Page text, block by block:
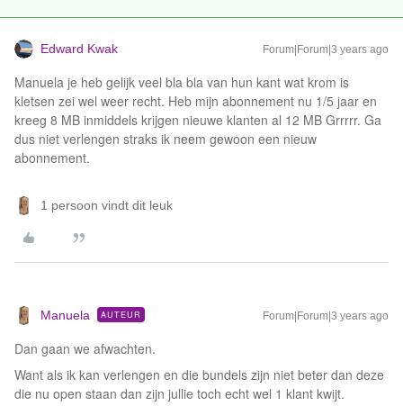
Edward Kwak Forum|Forum|3 years ago
Manuela je heb gelijk veel bla bla van hun kant wat krom is
kletsen zei wel weer recht. Heb mijn abonnement nu 1/5 jaar en
kreeg 8 MB inmiddels krijgen nieuwe klanten al 12 MB Grrrrr. Ga
dus niet verlengen straks ik neem gewoon een nieuw
abonnement.
1 persoon vindt dit leuk
Manuela AUTEUR Forum|Forum|3 years ago
Dan gaan we afwachten.
Want als ik kan verlengen en die bundels zijn niet beter dan deze
die nu open staan dan zijn jullie toch echt wel 1 klant kwijt.